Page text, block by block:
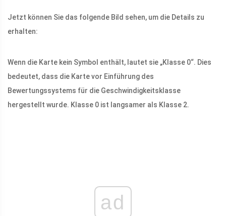
Jetzt können Sie das folgende Bild sehen, um die Details zu
erhalten:
Wenn die Karte kein Symbol enthält, lautet sie „Klasse 0“. Dies
bedeutet, dass die Karte vor Einführung des
Bewertungssystems für die Geschwindigkeitsklasse
hergestellt wurde. Klasse 0 ist langsamer als Klasse 2.
ad